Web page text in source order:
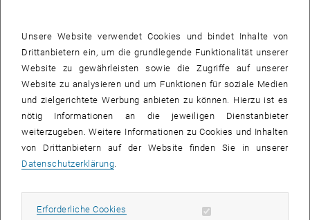
Univ.Prof. Dr. Paul Romatschke
Unsere Website verwendet Cookies und bindet Inhalte von
Drittanbietern ein, um die grundlegende Funktionalität unserer
Website zu gewährleisten sowie die Zugriffe auf unserer
Website zu analysieren und um Funktionen für soziale Medien
und zielgerichtete Werbung anbieten zu können. Hierzu ist es
nötig Informationen an die jeweiligen Dienstanbieter
weiterzugeben. Weitere Informationen zu Cookies und Inhalten
von Drittanbietern auf der Website finden Sie in unserer
Datenschutzerklärung
Erforderliche Cookies Erforderliche Cookies zulassen